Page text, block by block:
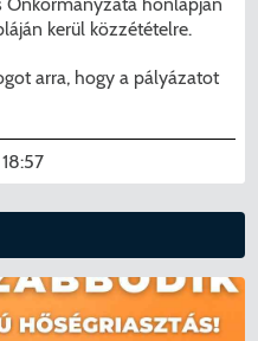
kerül közzétételre.
arra, hogy a pályázatot